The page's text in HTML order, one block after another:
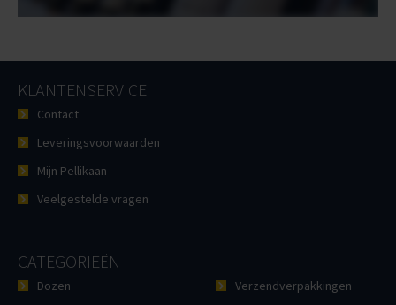
KLANTENSERVICE
Contact
Leveringsvoorwaarden
Mijn Pellikaan
Veelgestelde vragen
CATEGORIEËN
Dozen
Verzendverpakkingen